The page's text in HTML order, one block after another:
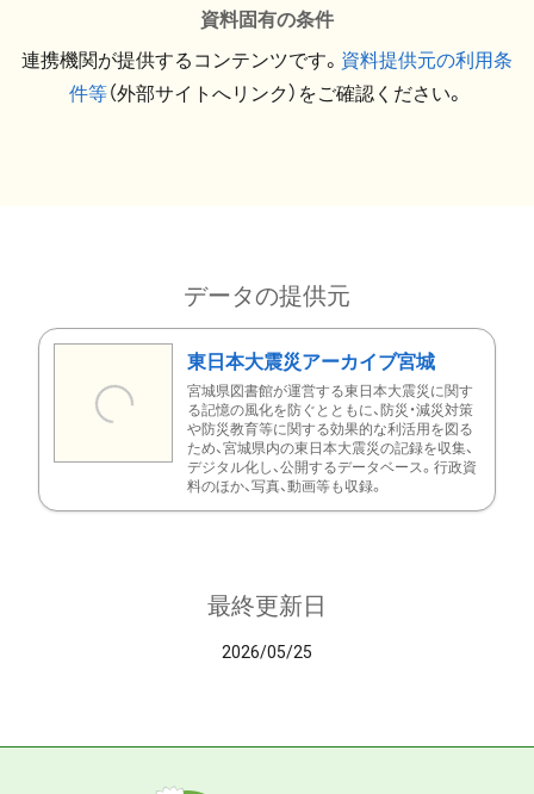
資料固有の条件
連携機関が提供するコンテンツです。 資料提供元の利用条
件等（外部サイトへリンク）をご確認ください。
データの提供元
東日本大震災アーカイブ宮城
宮城県図書館が運営する東日本大震災に関す
る記憶の風化を防ぐとともに、防災・減災対策
や防災教育等に関する効果的な利活用を図る
ため、宮城県内の東日本大震災の記録を収集、
デジタル化し、公開するデータベース。行政資
料のほか、写真、動画等も収録。
最終更新日
2026/05/25